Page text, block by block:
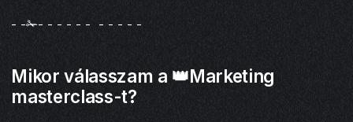
- -✁- - - - - - - - - - -
Mikor válasszam a 👑Marketing
masterclass-t?